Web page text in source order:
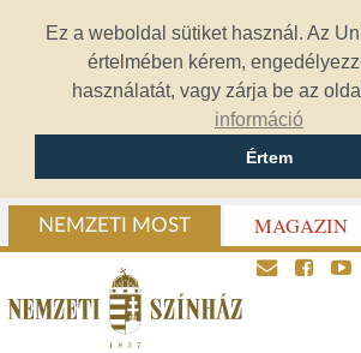
Ez a weboldal sütiket használ. Az
értelmében kérem,
használatát, vagy zárja be az
információ
Értem
NEMZETI MOST MAGAZIN